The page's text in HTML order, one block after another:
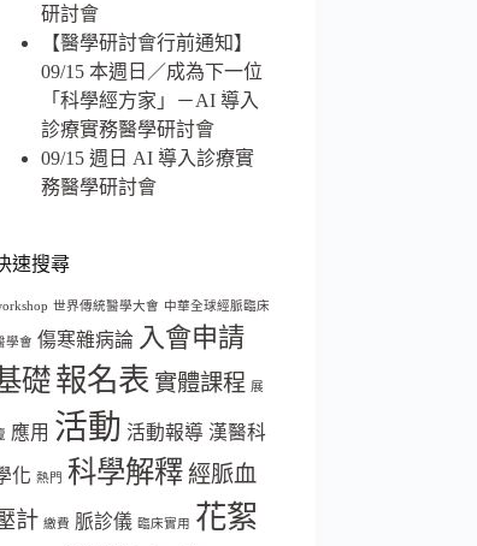
研討會
【醫學研討會行前通知】
09/15 本週日／成為下一位
「科學經方家」－AI 導入
診療實務醫學研討會
­­09/15 週日 AI 導入診療實
務醫學研討會
速搜尋
世界傳統醫學大會 中華全球經脈臨床
學會 傷寒雜病論 入會申請
礎報名表 實體課程 展
應用 活動 活動報導 漢醫科
化 熱門 科學解釋 經脈血
計 繳費 脈診儀 臨床實用 花絮